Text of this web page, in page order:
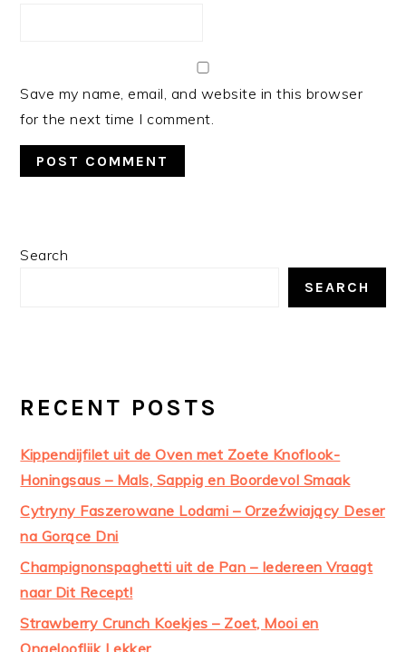
Save my name, email, and website in this browser
for the next time I comment.
PRIMARY
Search
SEARCH
RECENT POSTS
Kippendijfilet uit de Oven met Zoete Knoflook-
Honingsaus – Mals, Sappig en Boordevol Smaak
Cytryny Faszerowane Lodami – Orzeźwiający Deser
na Gorące Dni
Champignonspaghetti uit de Pan – Iedereen Vraagt
naar Dit Recept!
Strawberry Crunch Koekjes – Zoet, Mooi en
Ongelooflijk Lekker